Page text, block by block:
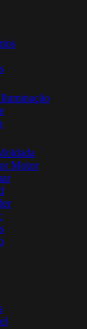
Motor